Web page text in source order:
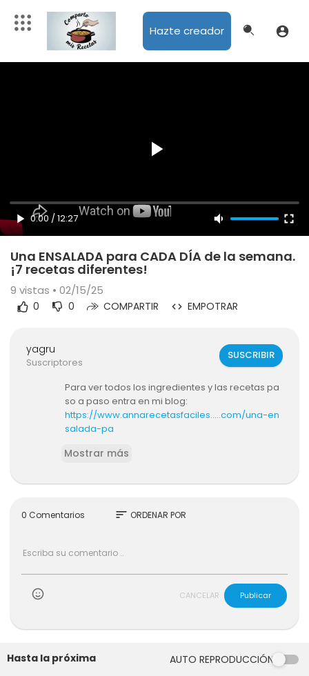
Hazte creador
0:00 /12:27
Una ENSALADA para CADA DÍA de la semana.
¡7 recetas diferentes!
9 vistas • 02/15/25
0 0 COMPARTIR EMPOTRAR
yagru
Suscriptores
SUSCRIBIR
Para ver todos los ingredientes y las recetas pa
so a paso entra en mi blog:
https://www.annarecetasfaciles.....com/una-en
salada-pa
Suscríbete a mis canales
ww.youtube.com/annarecetasfaciles
Sube tu foto a Instagram y etiquétame @annar
ecetasfaciles y usa el hashtag #annarecetasfa
asfaciles
Mostrar más
0 Comentarios sort ORDENAR POR
CANCELAR Publicar
Hasta la próxima AUTO REPRODUCCIÓN
12:08